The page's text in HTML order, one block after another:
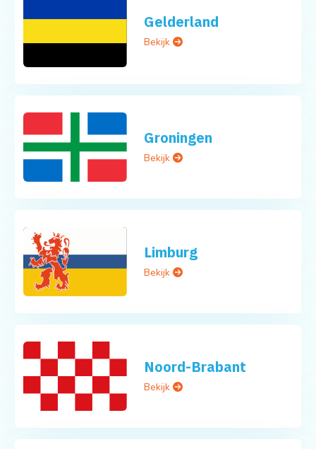
Gelderland
Bekijk
Groningen
Bekijk
Limburg
Bekijk
Noord-Brabant
Bekijk